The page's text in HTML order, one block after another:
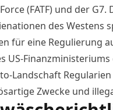
(FATF) und der
des Westens
für eine Regulierung
US-Finanzministeriums
Landschaft
Zwecke und